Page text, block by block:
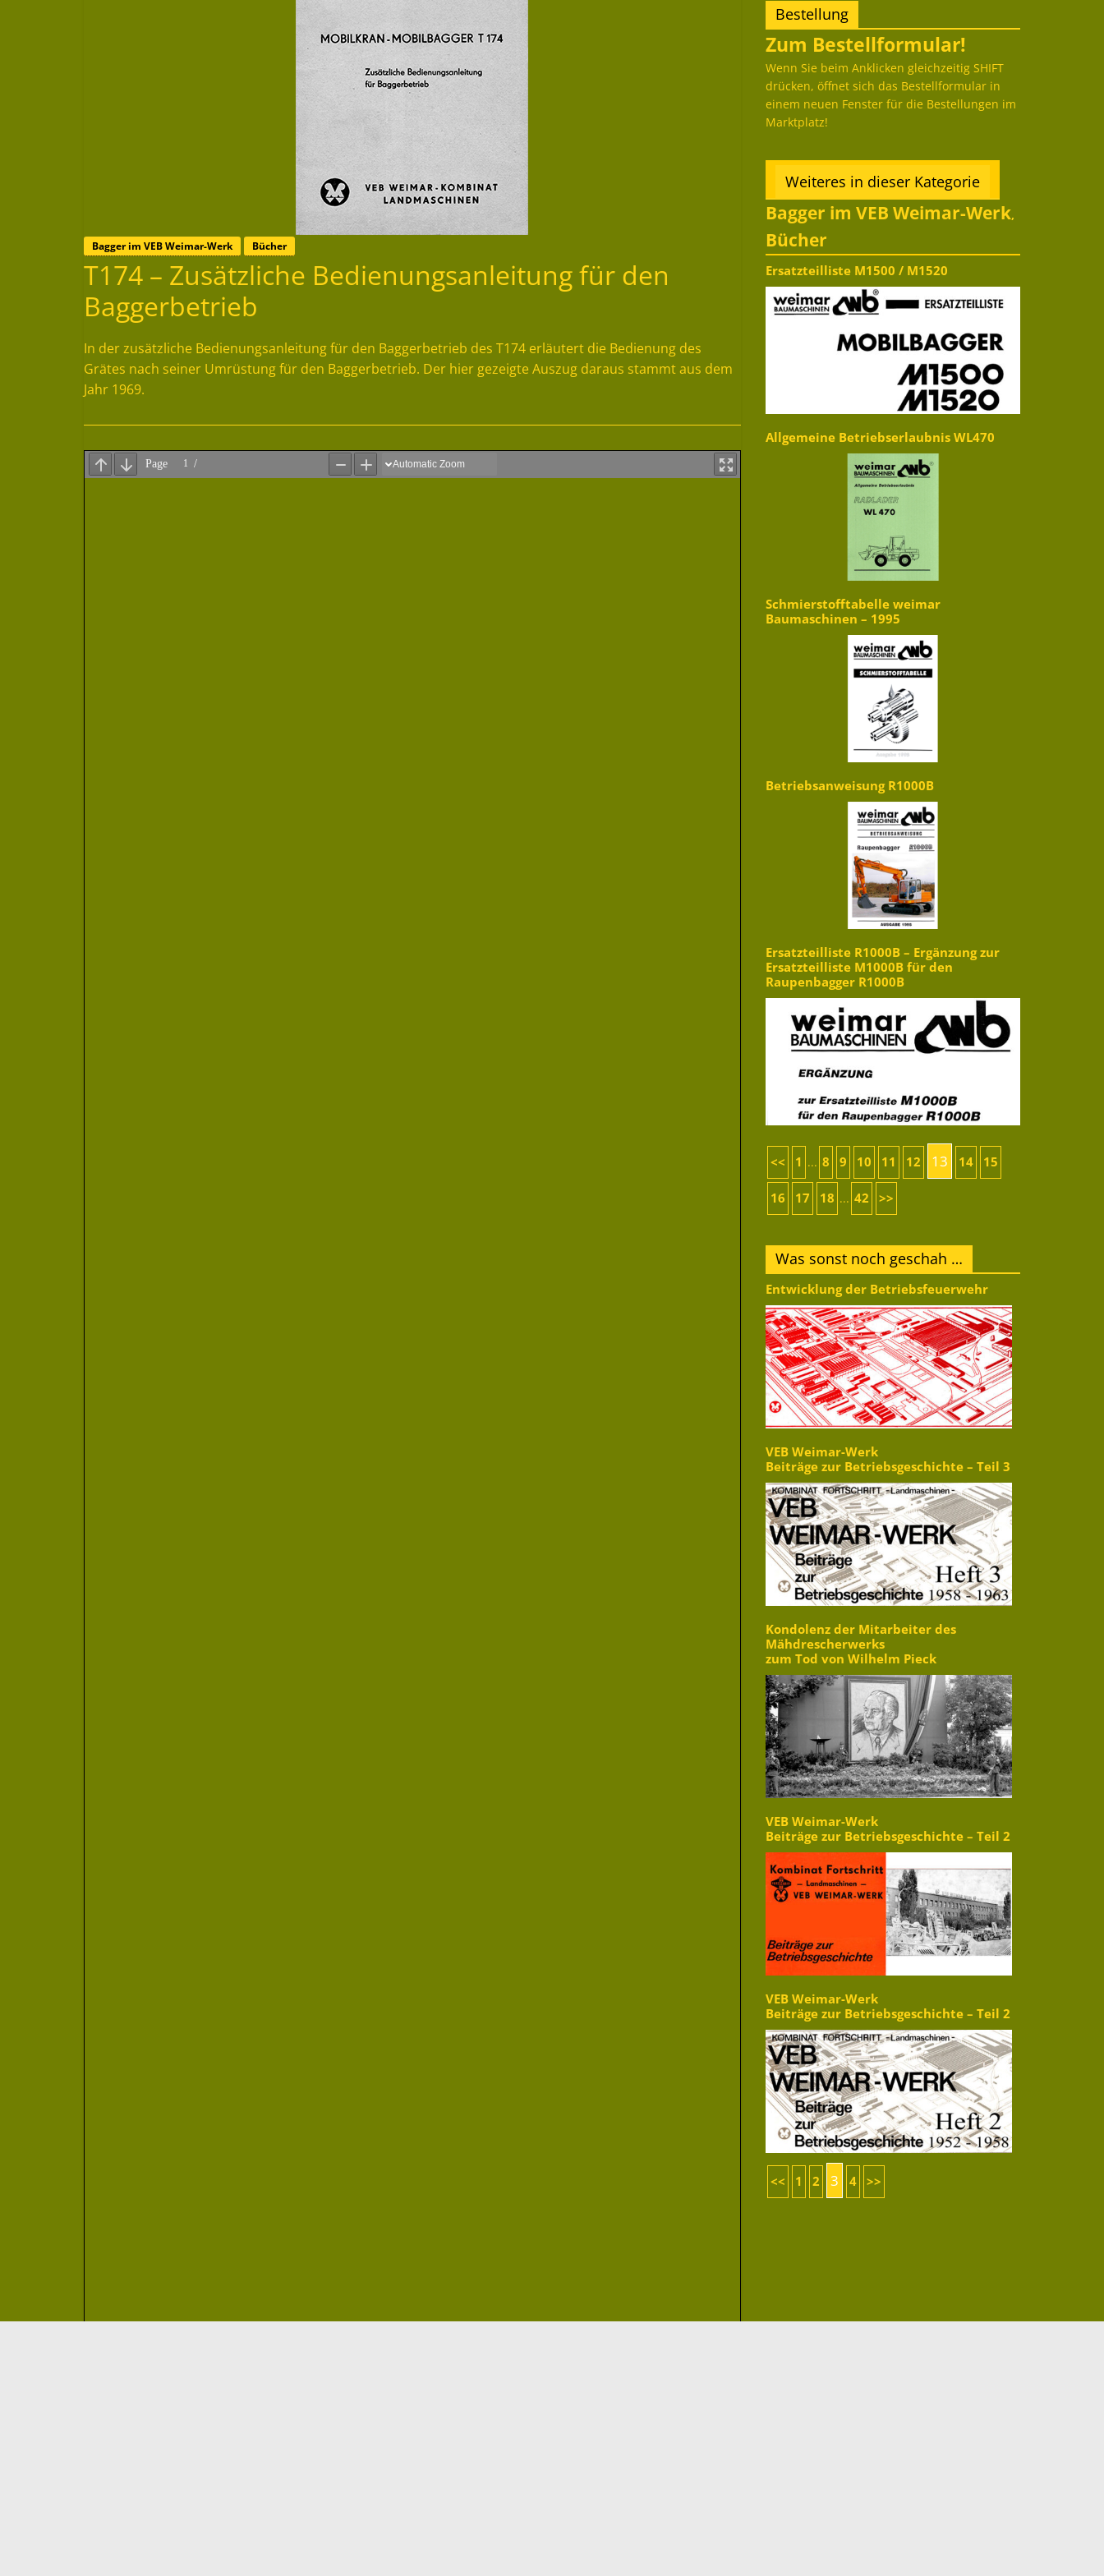
Bagger im VEB Weimar-Werk Bücher
T174 – Zusätzliche Bedienungsanleitung für den
Baggerbetrieb
In der zusätzliche Bedienungsanleitung für den Baggerbetrieb des T174 erläutert die Bedienung des
Grätes nach seiner Umrüstung für den Baggerbetrieb. Der hier gezeigte Auszug daraus stammt aus dem
Jahr 1969.
Bestellung
Zum Bestellformular!
Wenn Sie beim Anklicken gleichzeitig SHIFT
drücken, öffnet sich das Bestellformular in
einem neuen Fenster für die Bestellungen im
Marktplatz!
Weiteres in dieser Kategorie
Bagger im VEB Weimar-Werk,
Bücher
Ersatzteilliste M1500 / M1520
Allgemeine Betriebserlaubnis WL470
Schmierstofftabelle weimar
Baumaschinen – 1995
Betriebsanweisung R1000B
Ersatzteilliste R1000B – Ergänzung zur
Ersatzteilliste M1000B für den
Raupenbagger R1000B
<< 1 ... 8 9 10 11 12 13 14 15
16 17 18 ... 42 >>
Was sonst noch geschah …
Entwicklung der Betriebsfeuerwehr
VEB Weimar-Werk
Beiträge zur Betriebsgeschichte – Teil 3
Kondolenz der Mitarbeiter des
Mähdrescherwerks
zum Tod von Wilhelm Pieck
VEB Weimar-Werk
Beiträge zur Betriebsgeschichte – Teil 2
VEB Weimar-Werk
Beiträge zur Betriebsgeschichte – Teil 2
<< 1 2 3 4 >>